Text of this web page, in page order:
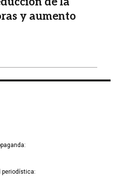
y aumento
periodística: